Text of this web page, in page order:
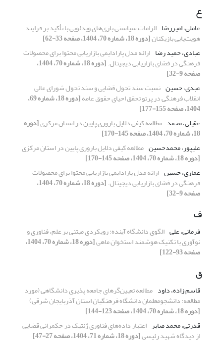
ع
عاملی، امیررضا الزامات سیاستی بازی‌های ویدئویی با تأکید بر فرایند
هویت‌یابی بازیکنان[دوره 18، شماره 70، 1404، صفحه 33-62]
عبادی، حمید رضا ارائه مدل پارادایمی بازاریابی محتوا برای محصولات
فرهنگی در فضای بازاریابی دیجیتال. [دوره 18، شماره 70، 1404،
صفحه 9-32]
عبدی، حسین نسبت سند تحول قضایی و سند تحول شورای عالی
انقلاب فرهنگی در پرتو تحقق احیای حقوق عامه [دوره 18، شماره 69،
1404، صفحه 155-177]
عقیلی، محمد مطالعه کیفی دلایل باروری پایین در استان مرکزی[دوره
18، شماره 70، 1404، صفحه 145-170]
علیپور، محمدحسین مطالعه کیفی دلایل باروری پایین در استان مرکزی
[دوره 18، شماره 70، 1404، صفحه 145-170]
عماری، حسین ارائه مدل پارادایمی بازاریابی محتوا برای محصولات
فرهنگی در فضای بازاریابی دیجیتال. [دوره 18، شماره 70، 1404،
صفحه 9-32]
ف
فرمانی، علی الگوی دانشگاه آینده: رویکردی مبتنی بر علم، فناوری و
نوآوری با تکنیک هوشمند استخوان ماهی [دوره 18، شماره 70، 1404،
صفحه 93-122]
ق
قاسم زاده، داود مطالعه تعیین‌گرهای جامعه پذیری دانشگاهی (مورد
مطالعه: دانشجومعلمان دانشگاه فرهنگیان استان آذربایجان شرقی)
[دوره 18، شماره 70، 1404، صفحه 123-144]
قدرتی، محمد صابر اعتبار داده‌های فناوری ژنتیک در حکمرانی قضایی
از دیدگاه شهید رئیسی[دوره 18، شماره 71، 1404، صفحه 27-47]